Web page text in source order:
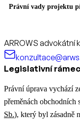
Právní vady projektu
ARROWS advokátní
Legislativní
Právní úprava vychází
přeměnách obchodních
Sb.), který byl zásadně